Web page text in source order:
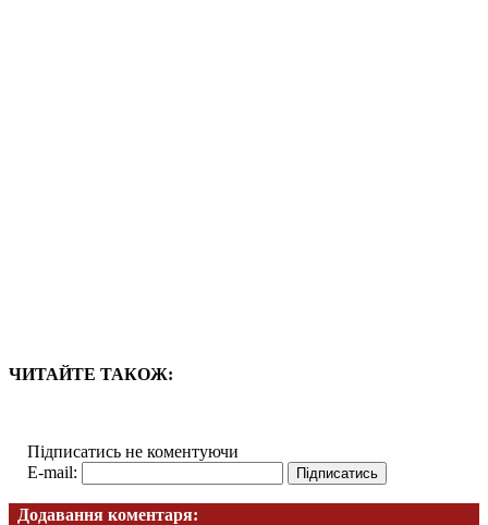
ЧИТАЙТЕ ТАКОЖ:
Підписатись не коментуючи
E-mail:
Додавання коментаря: